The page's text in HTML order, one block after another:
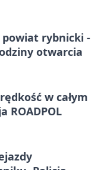
rybnicki -
otwarcia
w całym
ROADPOL